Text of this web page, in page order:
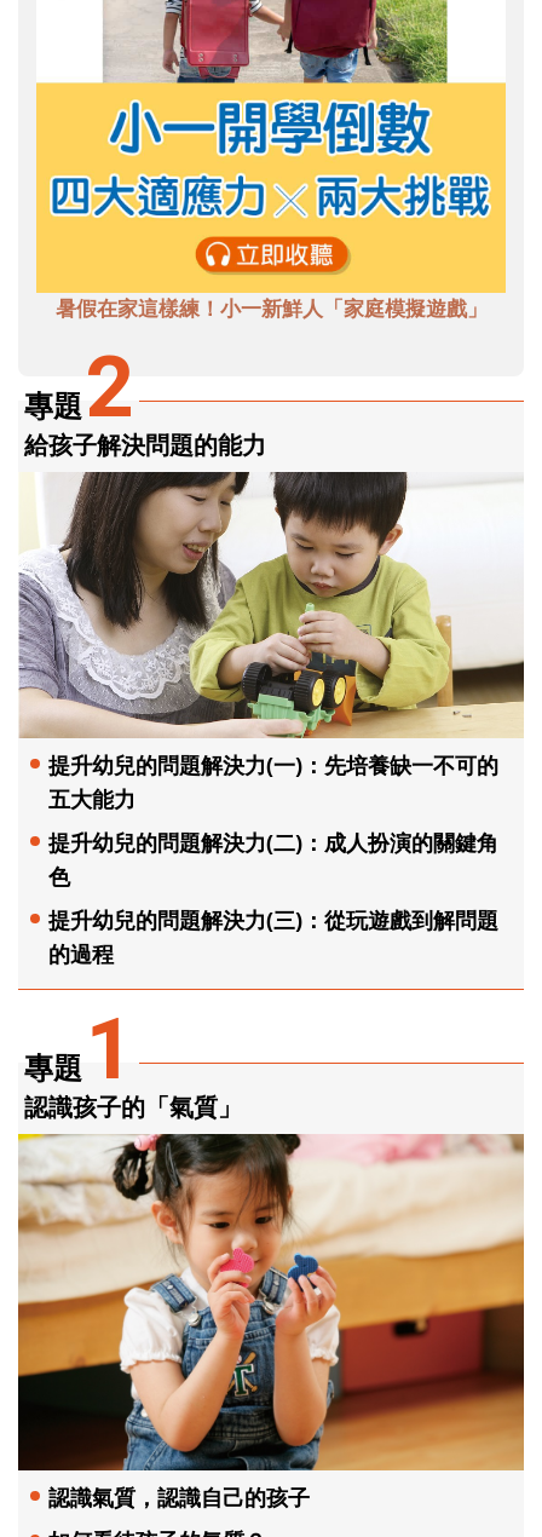
暑假在家這樣練！小一新鮮人「家庭模擬遊戲」
專題 1
認識孩子的「氣質」
認識氣質，認識自己的孩子
專題2
給孩子解決問題的能力
提升幼兒的問題解決力(一)：先培養缺一不可的
五大能力
提升幼兒的問題解決力(二)：成人扮演的關鍵角
色
提升幼兒的問題解決力(三)：從玩遊戲到解問題
的過程